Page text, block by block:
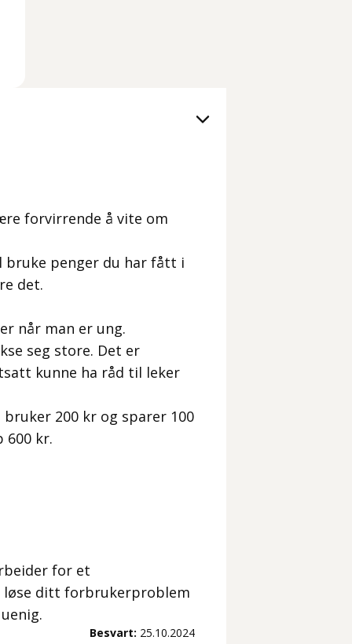
forvirrende å vite om
bruke penger du har fått i
det.
når man er ung.
seg store. Det er
kunne ha råd til leker
bruker 200 kr og sparer 100
600 kr.
for et
løse ditt forbrukerproblem
Besvart: 25.10.2024